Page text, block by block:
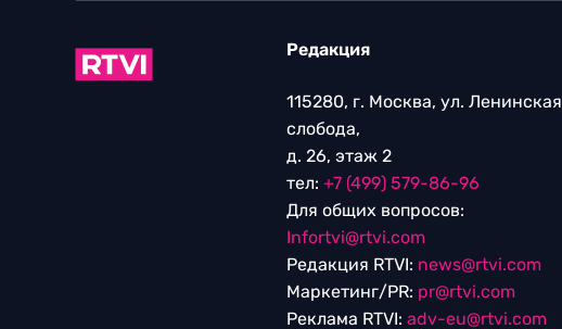
Редакция
115280, г. Москва, ул. Ленинская
слобода,
д. 26, этаж 2
тел: +7 (499) 579-86-96
Для общих вопросов:
Infortvi@rtvi.com
Редакция RTVI: news@rtvi.com
Маркетинг/PR: pr@rtvi.com
Реклама RTVI: adv-eu@rtvi.com